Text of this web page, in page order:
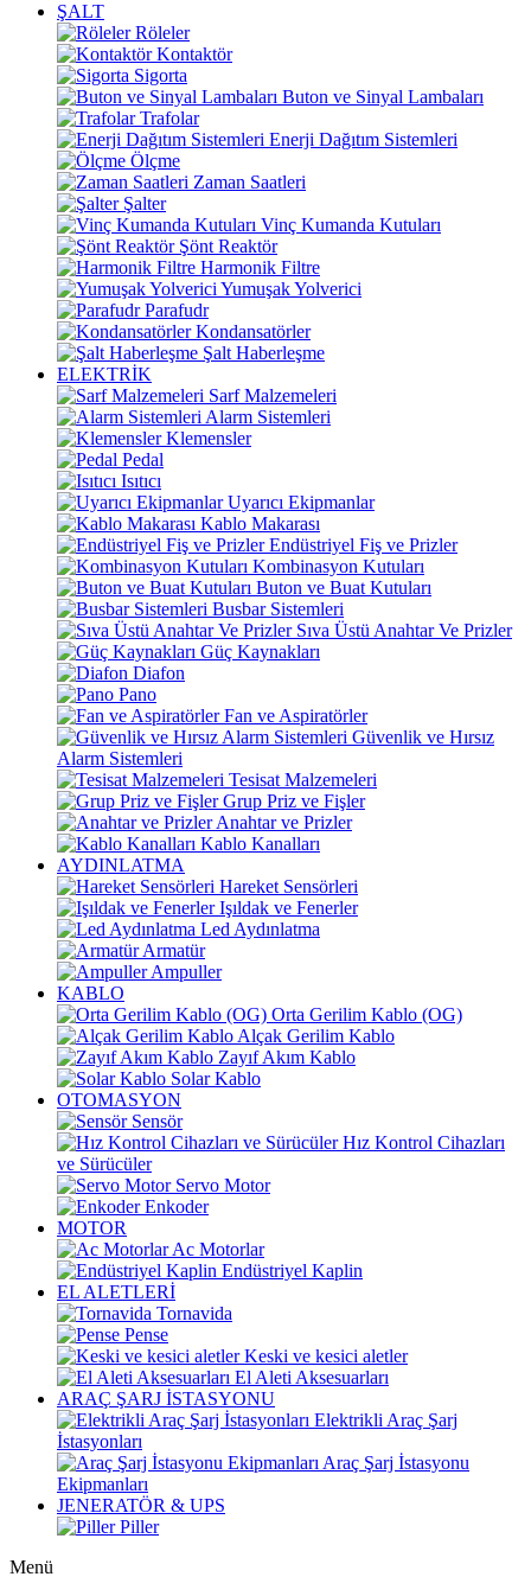
ŞALT
Röleler
Kontaktör
Sigorta
Buton ve Sinyal Lambaları
Trafolar
Enerji Dağıtım Sistemleri
Ölçme
Zaman Saatleri
Şalter
Vinç Kumanda Kutuları
Şönt Reaktör
Harmonik Filtre
Yumuşak Yolverici
Parafudr
Kondansatörler
Şalt Haberleşme
ELEKTRİK
Sarf Malzemeleri
Alarm Sistemleri
Klemensler
Pedal
Isıtıcı
Uyarıcı Ekipmanlar
Kablo Makarası
Endüstriyel Fiş ve Prizler
Kombinasyon Kutuları
Buton ve Buat Kutuları
Busbar Sistemleri
Sıva Üstü Anahtar Ve Prizler
Güç Kaynakları
Diafon
Pano
Fan ve Aspiratörler
Güvenlik ve Hırsız
Alarm Sistemleri
Tesisat Malzemeleri
Grup Priz ve Fişler
Anahtar ve Prizler
Kablo Kanalları
AYDINLATMA
Hareket Sensörleri
Işıldak ve Fenerler
Led Aydınlatma
Armatür
Ampuller
KABLO
Orta Gerilim Kablo (OG)
Alçak Gerilim Kablo
Zayıf Akım Kablo
Solar Kablo
OTOMASYON
Sensör
Hız Kontrol Cihazları
ve Sürücüler
Servo Motor
Enkoder
MOTOR
Ac Motorlar
Endüstriyel Kaplin
EL ALETLERİ
Tornavida
Pense
Keski ve kesici aletler
El Aleti Aksesuarları
ARAÇ ŞARJ İSTASYONU
Elektrikli Araç Şarj
İstasyonları
Araç Şarj İstasyonu
Ekipmanları
JENERATÖR & UPS
Piller
Menü